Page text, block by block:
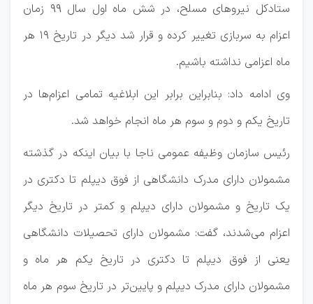
ستادکل نیرو‌های مسلح، در شش ماه اول سال ۹۹ زمان
اعزام به سربازی تغییر کرده و قرار شد دیگر در تاریخ ۱۹ هر
ماه اعزامی نداشته باشیم.
وی ادامه داد: بنابراین برابر این ابلاغیه تمامی اعزام‌ها در
تاریخ یکم و دوم و سوم هر ماه انجام خواهد شد.
رئیس سازمان وظیفه عمومی ناجا با بیان اینکه در گذشته
مشمولان دارای مدرک دانشگاهی از فوق دیپلم تا دکتری در
یک تاریخ و مشمولان دارای دیپلم و کمتر در تاریخ دیگر
اعزام می‌شدند، گفت: مشمولان دارای تحصیلات دانشگاهی
یعنی از فوق دیپلم تا دکتری در تاریخ یکم هر ماه و
مشمولان دارای مدرک دیپلم و پایین‌تر در تاریخ سوم هر ماه